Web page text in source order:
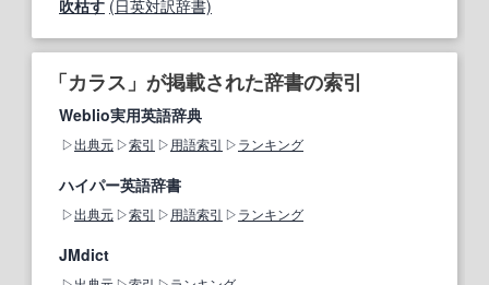
吹枯す (日英対訳辞書)
「カラス」が掲載された辞書の索引
Weblio実用英語辞典
出典元 索引 用語索引 ランキング
ハイパー英語辞書
出典元 索引 用語索引 ランキング
JMdict